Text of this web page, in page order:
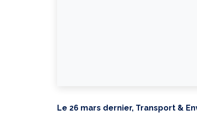
Le 26 mars dernier, Transport &